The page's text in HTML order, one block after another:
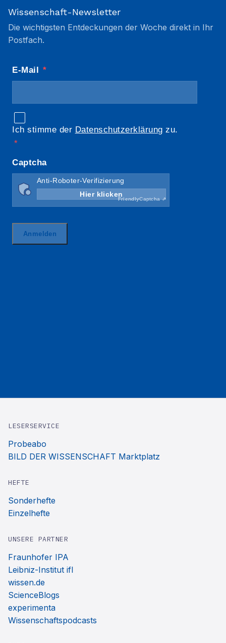
Wissenschaft-Newsletter
Die wichtigsten Entdeckungen der Woche direkt in Ihr
Postfach.
LESERSERVICE
Probeabo
BILD DER WISSENSCHAFT Marktplatz
HEFTE
Sonderhefte
Einzelhefte
UNSERE PARTNER
Fraunhofer IPA
Leibniz-Institut ifl
wissen.de
ScienceBlogs
experimenta
Wissenschaftspodcasts